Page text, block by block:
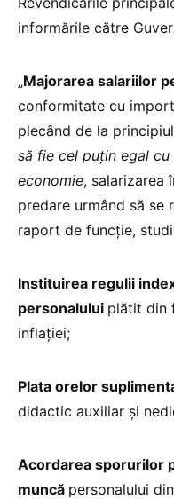
informările către
„Majorarea salariilor
conformitate cu
plecând de la principiul
să fie cel puțin egal
economie, salarizarea
predare urmând să se
raport de funcție,
Instituirea regulii
personalului plătit din
inflației;
Plata orelor
didactic auxiliar și
Acordarea sporurilor
muncă personalului